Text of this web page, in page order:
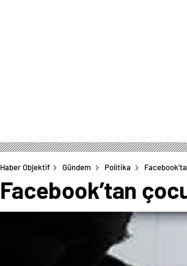
Haber Objektif Gündem Politika
Facebook’tan